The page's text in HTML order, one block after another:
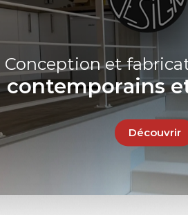
Conception et
contemporains
Découvrir